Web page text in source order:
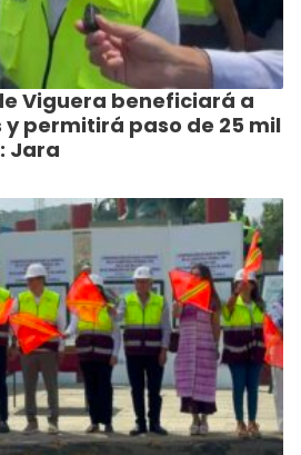
Viguera beneficiará a
y permitirá paso de 25 mil
Jara